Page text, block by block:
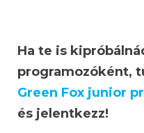
Ha te is
programozóként,
Green Fox junior
és jelentkezz!